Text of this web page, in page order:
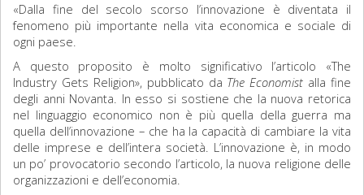
«Dalla fine del secolo scorso l’innovazione è diventata il
fenomeno più importante nella vita economica e sociale di
ogni paese.
A questo proposito è molto significativo l’articolo «The
Industry Gets Religion», pubblicato da The Economist alla fine
degli anni Novanta. In esso si sostiene che la nuova retorica
nel linguaggio economico non è più quella della guerra ma
quella dell’innovazione – che ha la capacità di cambiare la vita
delle imprese e dell’intera società. L’innovazione è, in modo
un po’ provocatorio secondo l’articolo, la nuova religione delle
organizzazioni e dell’economia.